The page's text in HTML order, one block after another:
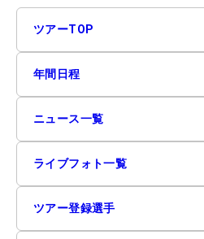
ツアーTOP
年間日程
ニュース一覧
ライブフォト一覧
ツアー登録選手